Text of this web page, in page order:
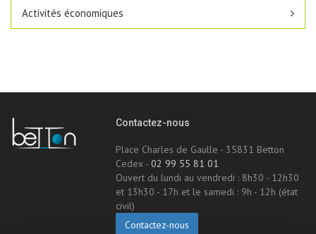
Activités économiques
Contactez-nous
Place Charles de Gaulle - 35831 Betton
Cedex -02 99 55 81 01
Ouvert du lundi au vendredi : 8h30 - 12h30
et 13h30 - 17h et le samedi : 9h - 12h (état
civil)
Contactez-nous